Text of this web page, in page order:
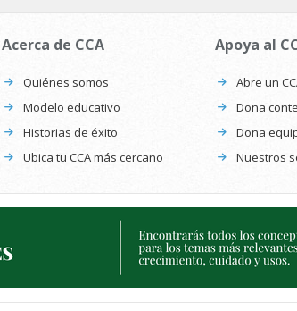
Acerca de CCA
Quiénes somos
Modelo educativo
Historias de éxito
Ubica tu CCA más cercano
Apoya al
Abre un
Dona
Dona
Nuestros